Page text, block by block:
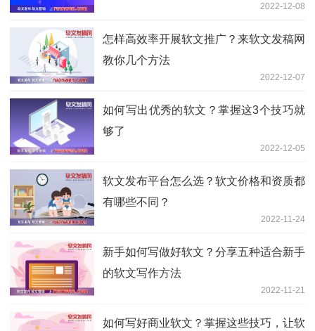
2022-12-08
怎样高效率开展软文推广？来软文发稿网
教你几个方法
2022-12-07
如何写出优秀的软文？掌握这3个技巧就
够了
2022-12-05
软文发布平台怎么选？软文价格和资质都
有哪些不同？
2022-11-24
新手如何写做好软文？分享五种适合新手
的软文写作方法
2022-11-21
如何写好商业软文？掌握这些技巧，让软